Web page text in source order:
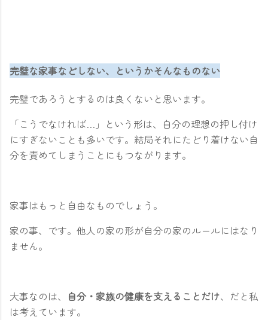
完璧な家事などしない、というかそんなものない
完璧であろうとするのは良くないと思います。
「こうでなければ…」という形は、自分の理想の押し付け
にすぎないことも多いです。結局それにたどり着けない自
分を責めてしまうことにもつながります。
家事はもっと自由なものでしょう。
家の事、です。他人の家の形が自分の家のルールにはなり
ません。
大事なのは、 自分・家族の健康を支えることだけ、だと私
は考えています。